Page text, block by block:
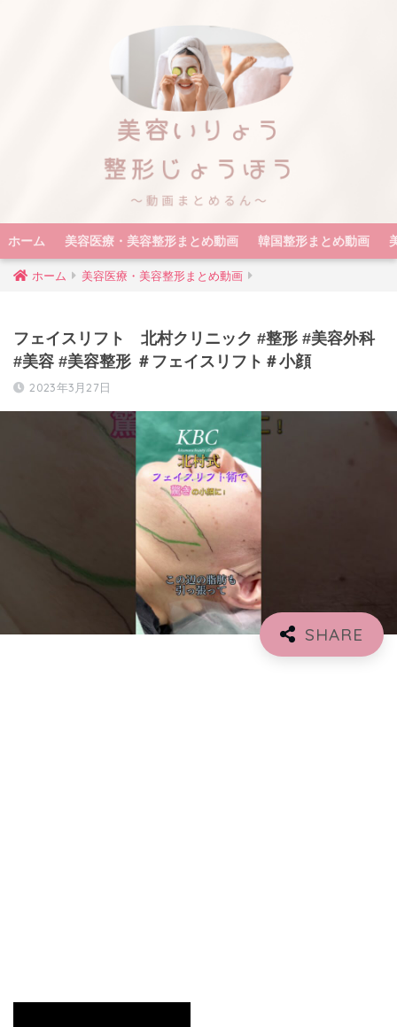
ホーム 美容医療・美容整形まとめ動画 韓国整形まとめ動画
ホーム 美容医療・美容整形まとめ動画
フェイスリフト 北村クリニック #整形 #美容外科
#美容 #美容整形 ＃フェイスリフト＃小顔
2023年3月27日